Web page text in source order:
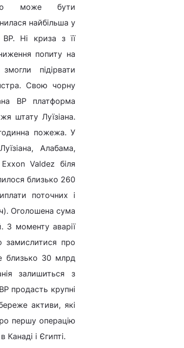
може бути
найбільша у
ВР. Ні криза з її
попиту на
підірвати
Свою чорну
BP платформа
штату Луїзіана.
пожежа. У
Алабама,
Valdez біля
близько 260
поточних і
Оголошена сума
З моменту аварії
замислитися про
близько 30 млрд
залишиться з
продасть крупні
активи, які
першу операцію
і Єгипті.